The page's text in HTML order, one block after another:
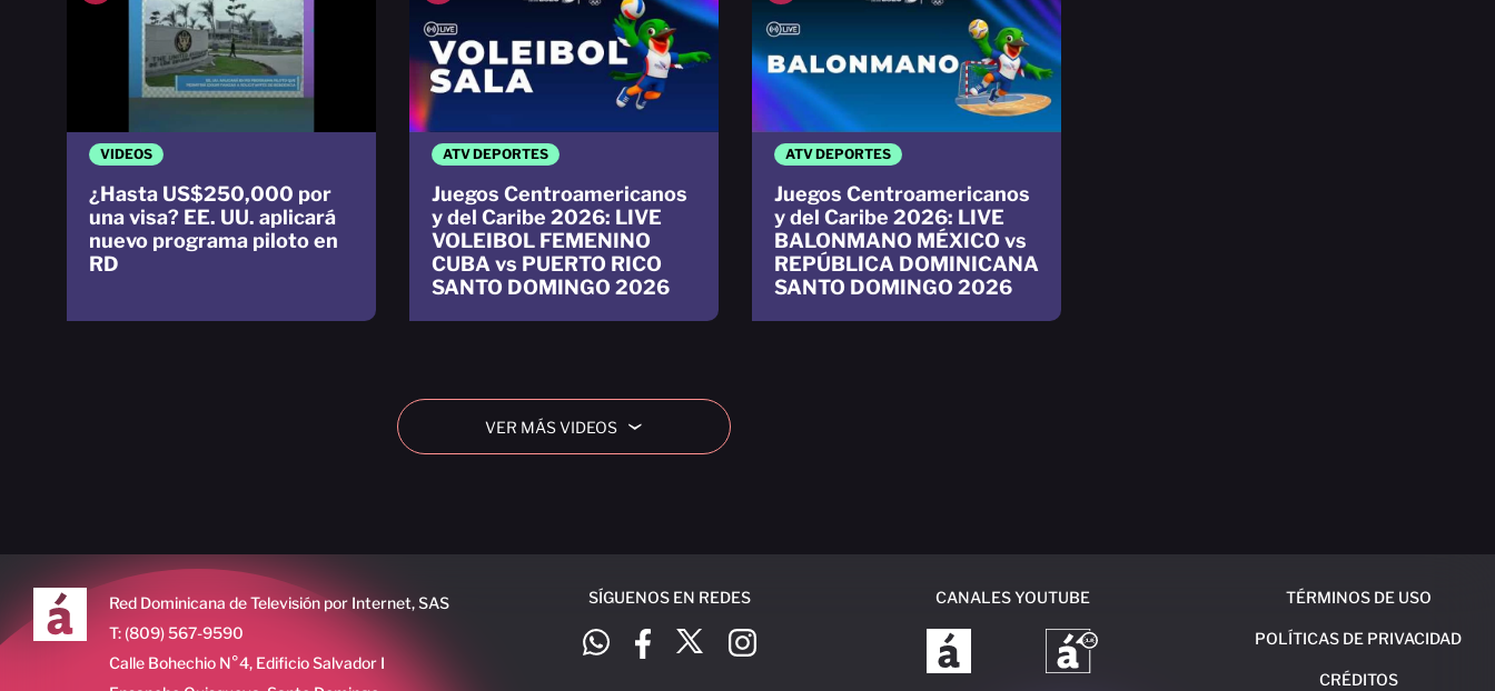
VIDEOS
¿Hasta US$250,000 por
una visa? EE. UU. aplicará
nuevo programa piloto en
RD
ATV DEPORTES
Juegos Centroamericanos
y del Caribe 2026: LIVE
VOLEIBOL FEMENINO
CUBA vs PUERTO RICO
SANTO DOMINGO 2026
ATV DEPORTES
Juegos Centroamericanos
y del Caribe 2026: LIVE
BALONMANO MÉXICO vs
REPÚBLICA DOMINICANA
SANTO DOMINGO 2026
VER MÁS VIDEOS ›
Red Dominicana de Televisión por Internet, SAS
T: (809) 567-9590
Calle Bohechio N°4, Edificio Salvador I
CANALES YOUTUBE
SÍGUENOS EN REDES TÉRMINOS DE USO
POLÍTICAS DE PRIVACIDAD
CRÉDITOS